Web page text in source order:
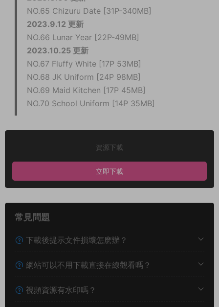
NO.65 Chizuru Date [31P-340MB]
2023.9.12 更新
NO.66 Lunar Year [22P-49MB]
2023.10.25 更新
NO.67 Fluffy White [17P 53MB]
NO.68 JK Uniform [24P 98MB]
NO.69 Maid Kitchen [17P 45MB]
NO.70 School Uniform​ [14P 35MB]
資源下載
立即下載
常見問題
下載後提示文件損壞怎麽辦？
網站可以不用下載直接在線觀看嗎？
視頻資源有水印嗎？